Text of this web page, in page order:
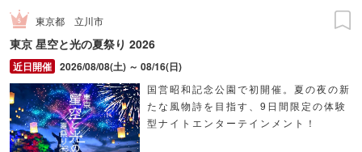
東京都 立川市
東京 星空と光の夏祭り 2026
2026/08/08(土) ～ 08/16(日)
国営昭和記念公園で初開催。夏の夜の新
たな風物詩を目指す、9日間限定の体験
型ナイトエンターテインメント！